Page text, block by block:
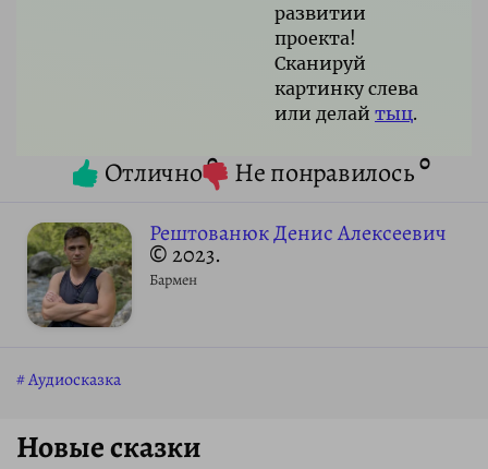
развитии
проекта!
Сканируй
картинку слева
или делай тыц.
Отлично0 Не понравилось0
Рештованюк Денис Алексеевич
© 2023.
Бармен
Аудиосказка
Новые сказки